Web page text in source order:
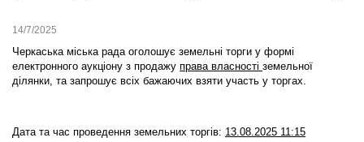
14/7/2025
Черкаська міська рада оголошує земельні торги у формі
електронного аукціону з продажу права власності земельної
ділянки, та запрошує всіх бажаючих взяти участь у торгах.
Дата та час проведення земельних торгів: 13.08.2025 11:15